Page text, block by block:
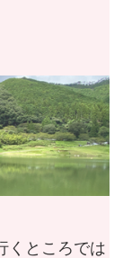
くところでは